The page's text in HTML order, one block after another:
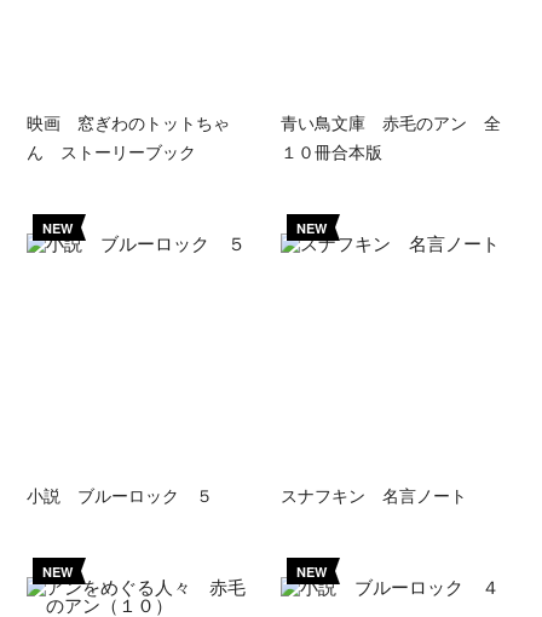
映画 窓ぎわのトットちゃ
ん ストーリーブック
青い鳥文庫 赤毛のアン 全
１０冊合本版
NEW
小説 ブルーロック ５
NEW
スナフキン 名言ノート
NEW NEW